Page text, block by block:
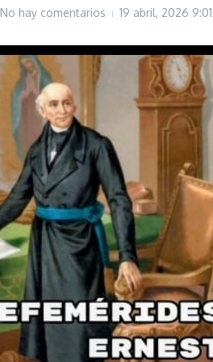
No hay comentarios 19 abril, 2026